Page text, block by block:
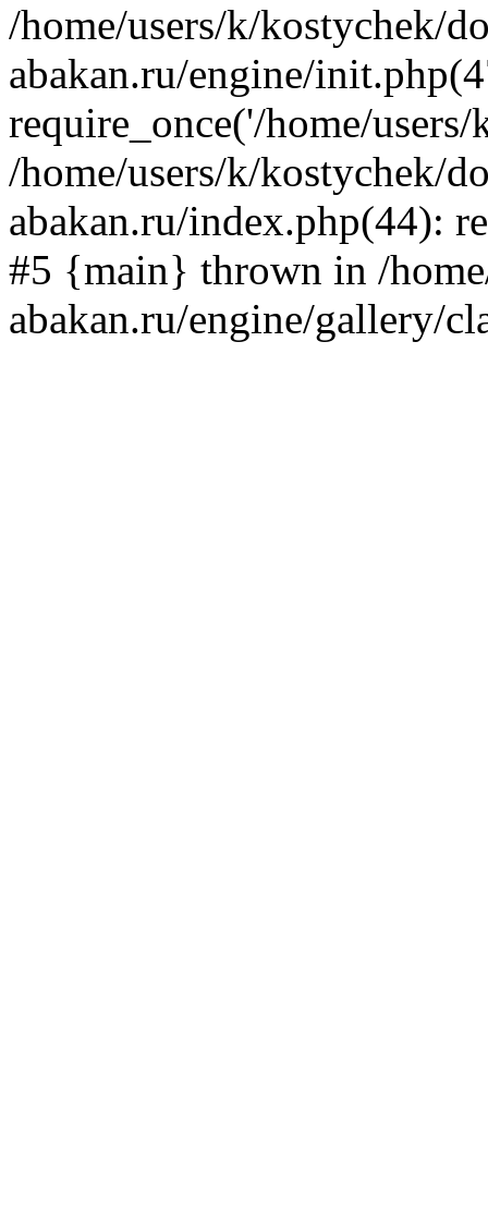
/home/users/k/kostychek/
abakan.ru/engine/
require_once('/home/
/home/users/k/kostychek/
abakan.ru/index.php(44):
#5 {main} thrown in /
abakan.ru/engine/gallery/